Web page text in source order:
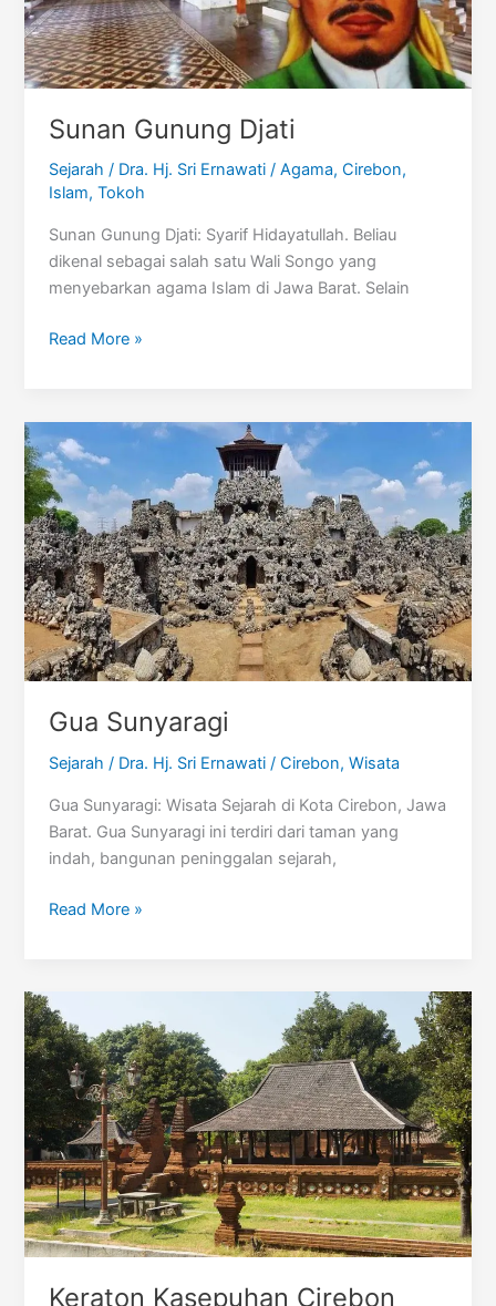
Sunan Gunung Djati
Sejarah / Dra. Hj. Sri Ernawati/Agama,Cirebon,
Islam,Tokoh
Sunan Gunung Djati: Syarif Hidayatullah. Beliau
dikenal sebagai salah satu Wali Songo yang
menyebarkan agama Islam di Jawa Barat. Selain
Sunan
Read More »
Gua Sunyaragi
Sejarah / Dra. Hj. Sri Ernawati/Cirebon,Wisata
Gua Sunyaragi: Wisata Sejarah di Kota Cirebon, Jawa
Barat. Gua Sunyaragi ini terdiri dari taman yang
indah, bangunan peninggalan sejarah,
Gua
Read More »
Keraton Kasepuhan Cirebon